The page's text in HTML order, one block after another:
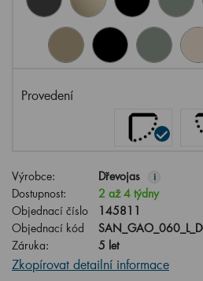
Provedení
Výrobce: Dřevojas i
Dostupnost:
2 až 4 týdny
Objednací číslo
145811
Objednací kód
Záruka:
5 let
Zkopírovat detailní informace